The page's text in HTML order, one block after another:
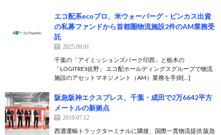
エコ配系ecoプロ、米ウォーバーグ・ピンカス出資
の私募ファンドから首都圏物流施設2件のAM業務受
託
2025.09.01
千葉の「アイミッションズパーク印西」と栃木の
「LOGITRES佐野」 エコ配ホールディングスグループで物流
施設のアセットマネジメント（AM）業務を手掛[…]
阪急阪神エクスプレス、千葉・成田で2万6642平方
メートルの新拠点
2019.07.12
西濃運輸トラックターミナルに隣接、国際一貫物流提供 阪急